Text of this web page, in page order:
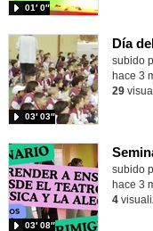
01′ 0″
Día
subido
03′ 03″
hace 3
29
subido
03′ 08″
hace 3
4